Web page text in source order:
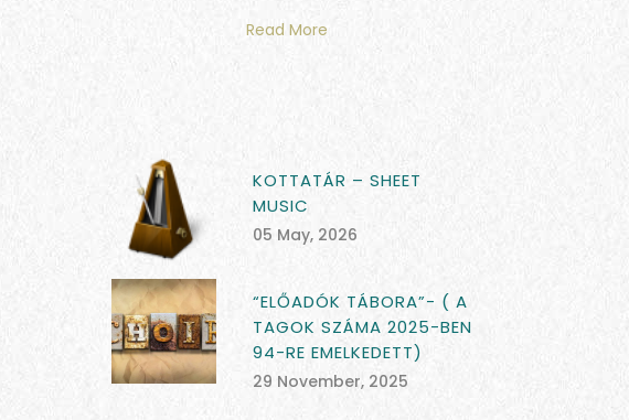
Read More
KOTTATÁR – SHEET
MUSIC
05 May, 2026
“ELŐADÓK TÁBORA”- ( A
TAGOK SZÁMA 2025-BEN
94-RE EMELKEDETT)
29 November, 2025